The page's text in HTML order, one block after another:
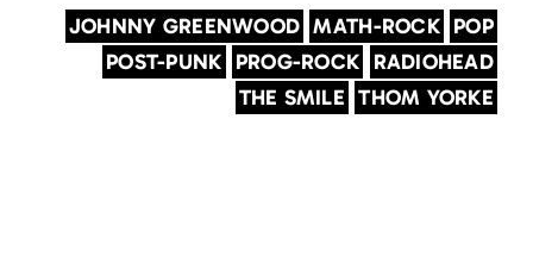
JOHNNY GREENWOOD MATH-ROCK POP
POST-PUNK PROG-ROCK RADIOHEAD
THE SMILE THOM YORKE